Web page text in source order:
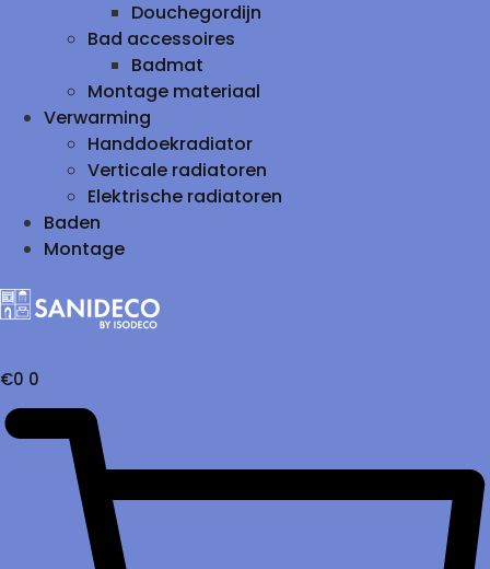
Douchegordijn
Bad accessoires
Badmat
Montage materiaal
Verwarming
Handdoekradiator
Verticale radiatoren
Elektrische radiatoren
Baden
Montage
€0 0